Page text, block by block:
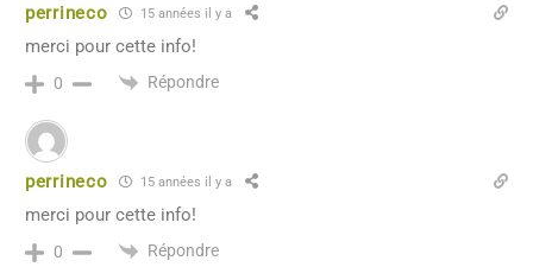
perrineco 15 années il y a
merci pour cette info!
0 Répondre
perrineco 15 années il y a
merci pour cette info!
0 Répondre